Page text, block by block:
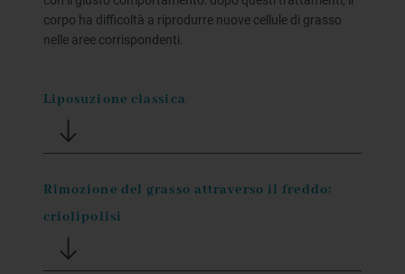
corpo ha difficoltà a riprodurre nuove cellule di grasso
nelle aree corrispondenti.
Liposuzione classica
Rimozione del grasso attraverso il freddo:
criolipolisi